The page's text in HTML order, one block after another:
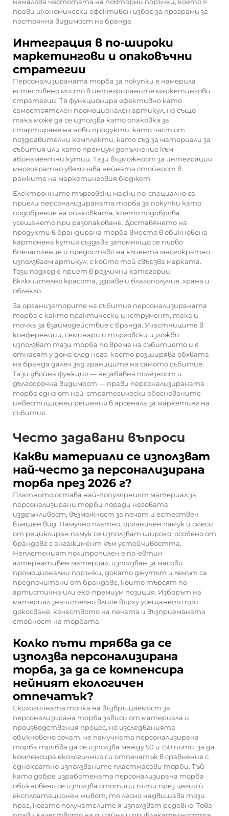
прави икономически ефективен избор за програми за
постоянна видимост на бранда.
Интеграция в по-широки
маркетингови и опаковъчни
стратегии
Персонализираната торба за покупки е намерила
естествено място в интегрираните маркетингови
стратегии. Тя функционира ефективно като
самостоятелен промоционален артикул, но също
така може да се използва като опаковка за
стартиране на нови продукти, като част от
поздравителни комплекти, като съд за материали за
събития или като премиум допълнение към
абонаментни кутии. Тази възможност за интеграция
многократно увеличава нейната стойност в
рамките на маркетинговия бюджет.
Електронните търговски марки по-специално са
приели персонализираната торба за покупки като
подобрение на опаковката, което подобрява
усещането при разопаковане. Доставянето на
продукти в брандирана торба вместо в обикновена
картонена кутия създава запомнящо се първо
впечатление и предоставя на клиента многократно
използваем артикул, с който той свързва марката.
Този подход е приет в различни категории,
включително красота, здраве и благополучие, храна и
облекло.
За организаторите на събития персонализираната
торба е както практически инструмент, така и
точка за взаимодействие с бранда. Участниците в
конференции, семинари и търговски изложби
използват тази торба по време на събитието и я
отнасят у дома след него, което разширява обхвата
на бранда далеч зад границите на самото събитие.
Тази двойна функция — незабавна полезност и
дългосрочна видимост — прави персонализираната
торба едно от най-стратегически обоснованите
инвестиционни решения в арсенала за маркетинг на
събития.
Често задавани въпроси
Какви материали се използват
най-често за персонализирана
торба през 2026 г?
Платното остава най-популярният материал за
персонализирани торби поради неговата
издръжливост, възможност за печат и естествен
външен вид. Памучно платно, органичен памук и смеси
от рециклиран памук се използват широко, особено от
брандове с ангажимент към устойчивостта.
Неплетеният полипропилен е по-евтин
алтернативен материал, използван за масови
промоционални поръчки, докато джутът и ленът са
предпочитани от брандове, които търсят по-
артистична или еко-премиум позиция. Изборът на
материал значително влияе върху усещането при
докосване, качеството на печата и възприеманата
стойност на торбата.
Колко пъти трябва да се
използва персонализирана
торба, за да се компенсира
нейният екологичен
отпечатък?
Екологичната точка на възвръщаемост за
персонализирана торба зависи от материала и
производствения процес, но изследванията
обикновено сочат, че памучната персонализирана
торба трябва да се използва между 50 и 150 пъти, за да
компенсира екологичния си отпечатък в сравнение с
еднократно използваните пластмасови торби. Тъй
като добре изработената персонализирана торба
обикновено се използва стотици пъти през целия ѝ
експлоатационен живот, тя лесно надвишава този
праг, когато получателите я използват редовно. Това